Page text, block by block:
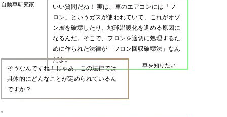
自動車研究家
いい質問だね！ 実は、車のエアコンには「フ
ロン」というガスが使われていて、これがオゾ
ン層を破壊したり、地球温暖化を進める原因に
なるんだ。そこで、フロンを適切に処理するた
めに作られた法律が「フロン回収破壊法」なん
だよ。
車を知りたい
そうなんですね！じゃあ、この法律では
具体的にどんなことが定められているん
ですか？